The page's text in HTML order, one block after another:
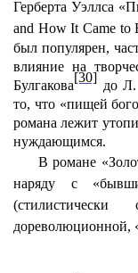
Герберта Уэллса
and How It Came to
был популярен,
влияние на
Булгакова
[30]
до
то, что «пищей
романа лежит
нуждающимся.
В романе
наряду с
дореволюционной,